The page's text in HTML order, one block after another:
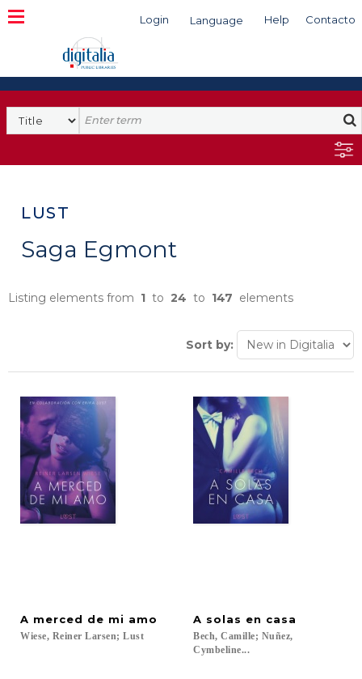
Login Language Help Contacto
Search
LUST
Saga Egmont
Listing elements from 1 to 24 to 147 elements
Sort by:
A merced de mi amo
Wiese, Reiner Larsen; Lust
A solas en casa
Bech, Camille; Nuñez,
Cymbeline...